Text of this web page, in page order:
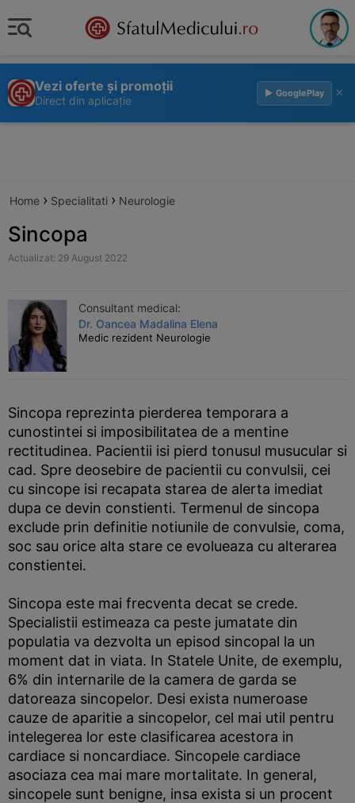
Vezi oferte și promoții
Direct din aplicație
▶ GooglePlay ×
Home › Specialitati › Neurologie
Sincopa
Actualizat: 29 August 2022
Consultant medical:
Dr. Oancea Madalina Elena
Medic rezident Neurologie
Sincopa reprezinta pierderea temporara a
cunostintei si imposibilitatea de a mentine
rectitudinea. Pacientii isi pierd tonusul musucular si
cad. Spre deosebire de pacientii cu convulsii, cei
cu sincope isi recapata starea de alerta imediat
dupa ce devin constienti. Termenul de sincopa
exclude prin definitie notiunile de convulsie, coma,
soc sau orice alta stare ce evolueaza cu alterarea
constientei.
Sincopa este mai frecventa decat se crede.
Specialistii estimeaza ca peste jumatate din
populatia va dezvolta un episod sincopal la un
moment dat in viata. In Statele Unite, de exemplu,
6% din internarile de la camera de garda se
datoreaza sincopelor. Desi exista numeroase
cauze de aparitie a sincopelor, cel mai util pentru
intelegerea lor este clasificarea acestora in
cardiace si noncardiace. Sincopele cardiace
asociaza cea mai mare mortalitate. In general,
sincopele sunt benigne, insa exista si un procent